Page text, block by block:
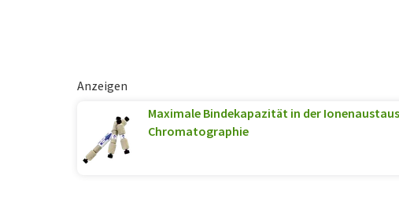
Anzeigen
Maximale Bindekapazität in der
Chromatographie